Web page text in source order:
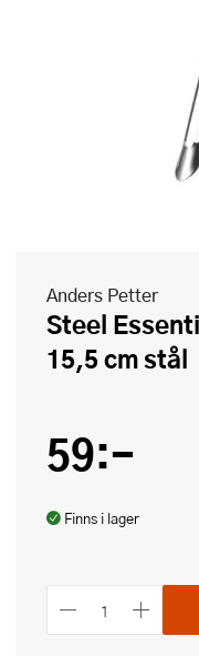
Anders Petter
Steel Essentials potatisskalare
15,5 cm stål
59:-
Finns i lager